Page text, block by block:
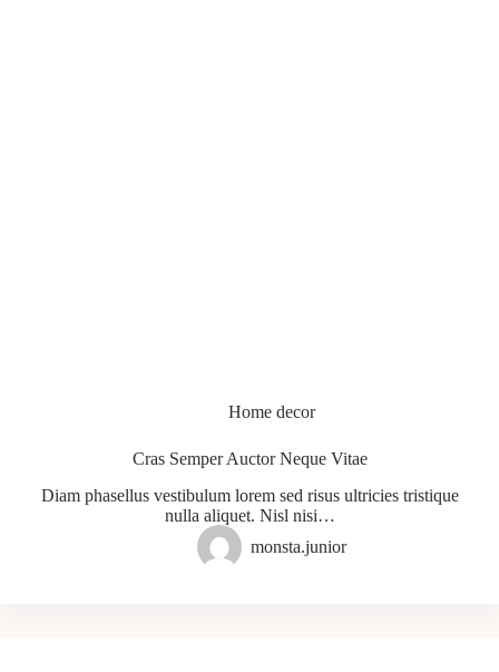
Home decor
Cras Semper Auctor Neque Vitae
Diam phasellus vestibulum lorem sed risus ultricies tristique
nulla aliquet. Nisl nisi…
monsta.junior